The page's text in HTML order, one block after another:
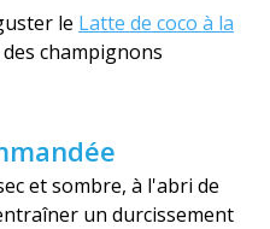
le Latte de coco à la
des champignons
et sombre, à l'abri de
un durcissement